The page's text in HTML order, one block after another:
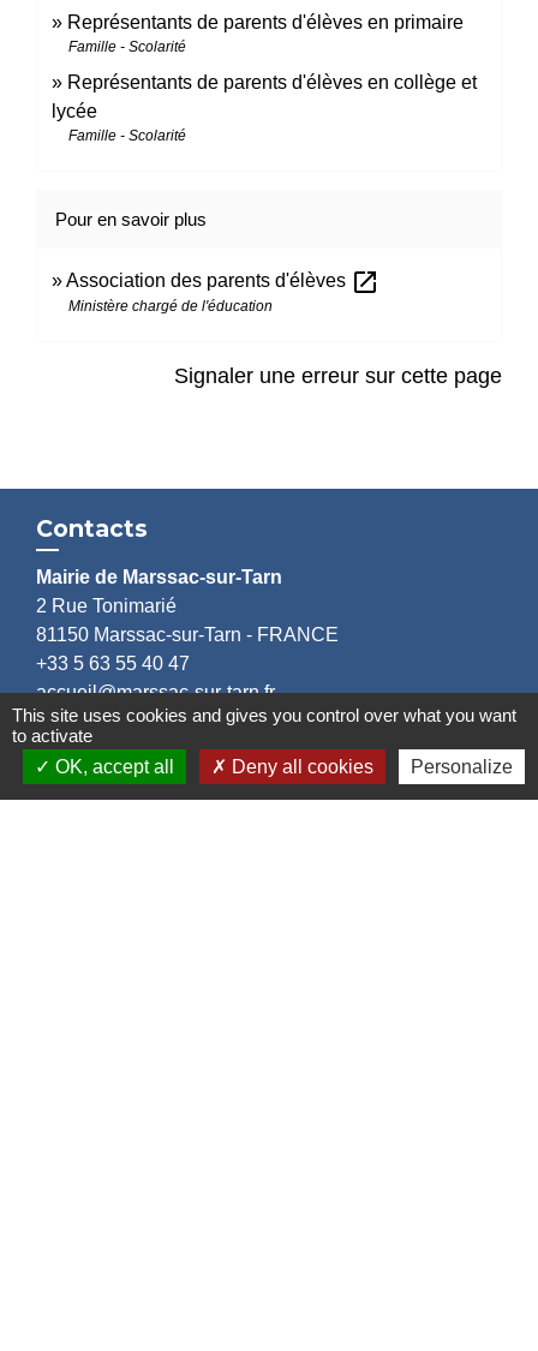
Représentants de parents d'élèves en primaire
Famille - Scolarité
Représentants de parents d'élèves en collège et
lycée
Famille - Scolarité
Pour en savoir plus
Association des parents d'élèves open_in_new
Ministère chargé de l'éducation
Signaler une erreur sur cette page
Contacts
Mairie de Marssac-sur-Tarn
2 Rue Tonimarié
81150 Marssac-sur-Tarn - FRANCE
+33 5 63 55 40 47
accueil@marssac-sur-tarn.fr
Lien vers les HORAIRES et CONTACTS
de chaque service
This site uses cookies and gives you control over what you want
to activate
OK, accept all
Deny all cookies Personalize